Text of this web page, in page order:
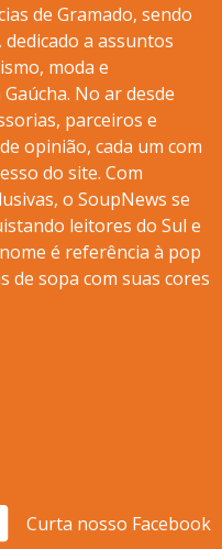
de Gramado, sendo
a assuntos
moda e
No ar desde
parceiros e
opinião, cada um com
do site. Com
o SoupNews se
leitores do Sul e
é referência à pop
de sopa com suas cores
Curta nosso Facebook